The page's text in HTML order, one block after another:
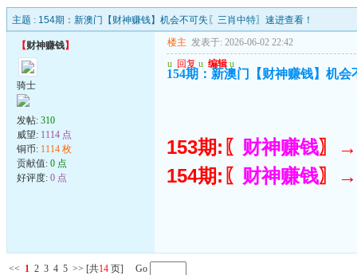
主题 : 154期：新澳门【财神赚钱】机会不可失〖三肖中特〗速进查看！
【财神赚钱】
骑士
发帖: 310
威望: 1114 点
铜币: 1114 枚
贡献值: 0 点
好评度: 0 点
楼主 发表于: 2026-06-02 22:42
u 回复 u 编辑 u
154期：新澳门【财神赚钱】机
153期:〖 财神赚钱〗→
154期:〖 财神赚钱〗→
<< 1 2 3 4 5 >> [共14 页] Go